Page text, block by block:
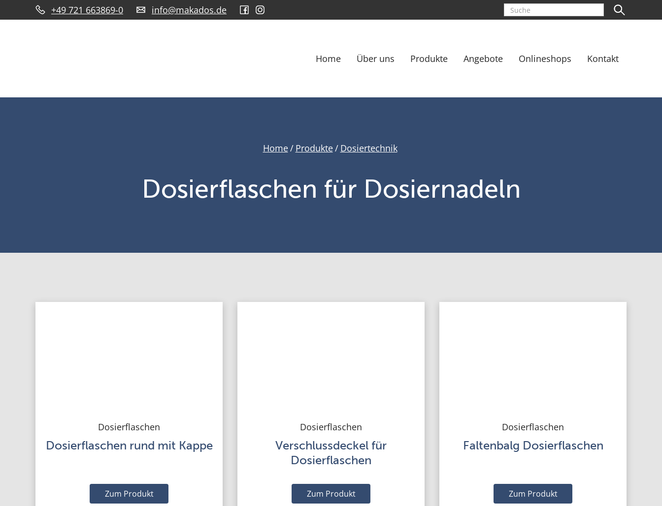
+49 721 663869-0 info@makados.de
Home Über uns Produkte Angebote Onlineshops Kontakt
Home/ Produkte/ Dosiertechnik
Dosierflaschen für Dosiernadeln
Dosierflaschen
Dosierflaschen rund mit Kappe
Zum Produkt
Dosierflaschen
Verschlussdeckel für
Dosierflaschen
Zum Produkt
Dosierflaschen
Faltenbalg Dosierflaschen
Zum Produkt